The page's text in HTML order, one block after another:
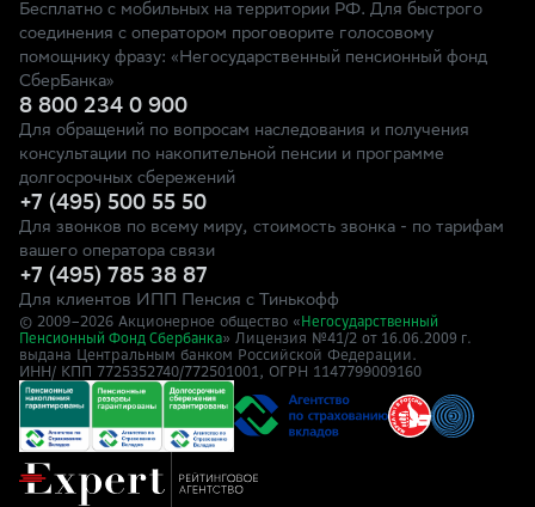
Бесплатно с мобильных на территории РФ. Для быстрого
соединения с оператором проговорите голосовому
помощнику фразу: «Негосударственный пенсионный фонд
СберБанка»
8 800 234 0 900
Для обращений по вопросам наследования и получения
консультации по накопительной пенсии и программе
долгосрочных сбережений
+7 (495) 500 55 50
Для звонков по всему миру, стоимость звонка - по тарифам
вашего оператора связи
+7 (495) 785 38 87
Для клиентов ИПП Пенсия с Тинькофф
© 2009–2026 Акционерное общество « Негосударственный
Пенсионный Фонд Сбербанка» Лицензия №41/2 от 16.06.2009 г.
выдана Центральным банком Российской Федерации.
ИНН/ КПП 7725352740/772501001, ОГРН 1147799009160